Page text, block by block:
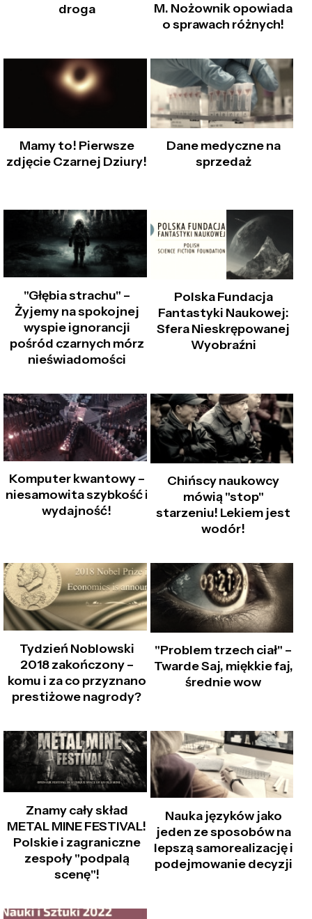
droga
M. Nożownik opowiada
o sprawach różnych!
Mamy to! Pierwsze
zdjęcie Czarnej Dziury!
Dane medyczne na
sprzedaż
"Głębia strachu" –
Żyjemy na spokojnej
wyspie ignorancji
pośród czarnych mórz
nieświadomości
Polska Fundacja
Fantastyki Naukowej:
Sfera Nieskrępowanej
Wyobraźni
Komputer kwantowy –
niesamowita szybkość i
wydajność!
Chińscy naukowcy
mówią "stop"
starzeniu! Lekiem jest
wodór!
Tydzień Noblowski
2018 zakończony –
komu i za co przyznano
prestiżowe nagrody?
"Problem trzech ciał" –
Twarde Saj, miękkie faj,
średnie wow
Znamy cały skład
METAL MINE FESTIVAL!
Polskie i zagraniczne
zespoły "podpalą
scenę"!
Nauka języków jako
jeden ze sposobów na
lepszą samorealizację i
podejmowanie decyzji